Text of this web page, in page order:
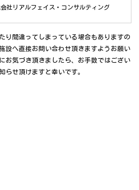
社リアルフェイス・コンサルティング
り間違ってしまっている場合もありますの
設へ直接お問い合わせ頂きますようお願い
お気づき頂きましたら、お手数ではござい
らせ頂けますと幸いです。